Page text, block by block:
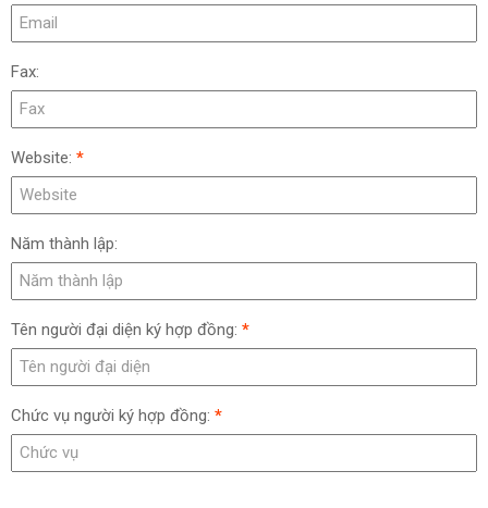
Fax:
Website: *
Năm thành lập:
Tên người đại diện ký hợp đồng: *
Chức vụ người ký hợp đồng: *